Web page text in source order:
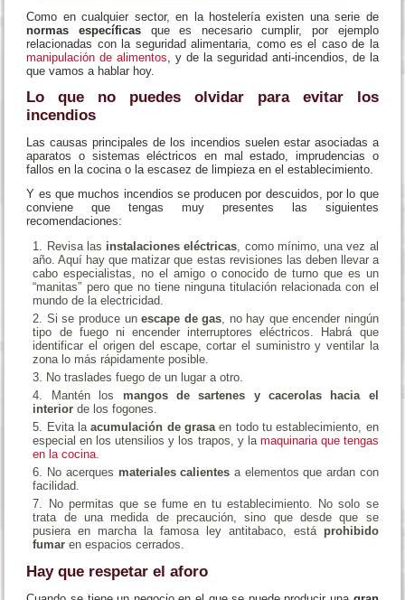
Como en cualquier sector, en la hostelería existen una serie de
normas específicas que es necesario cumplir, por ejemplo
relacionadas con la seguridad alimentaria, como es el caso de la
manipulación de alimentos, y de la seguridad anti-incendios, de la
que vamos a hablar hoy.
Lo que no puedes olvidar para evitar los
incendios
Las causas principales de los incendios suelen estar asociadas a
aparatos o sistemas eléctricos en mal estado, imprudencias o
fallos en la cocina o la escasez de limpieza en el establecimiento.
Y es que muchos incendios se producen por descuidos, por lo que
conviene que tengas muy presentes las siguientes
recomendaciones:
Revisa las instalaciones eléctricas, como mínimo, una vez al
año. Aquí hay que matizar que estas revisiones las deben llevar a
cabo especialistas, no el amigo o conocido de turno que es un
“manitas” pero que no tiene ninguna titulación relacionada con el
mundo de la electricidad.
Si se produce unescape de gas, no hay que encender ningún
tipo de fuego ni encender interruptores eléctricos. Habrá que
identificar el origen del escape, cortar el suministro y ventilar la
zona lo más rápidamente posible.
No traslades fuego de un lugar a otro.
Mantén los mangos de sartenes y cacerolas hacia el
interior de los fogones.
Evita laacumulación de grasaen todo tu establecimiento, en
especial en los utensilios y los trapos, y la maquinaria que tengas
en la cocina.
No acerques materiales calientes a elementos que ardan con
facilidad.
No permitas que se fume en tu establecimiento. No solo se
trata de una medida de precaución, sino que desde que se
pusiera en marcha la famosa ley antitabaco, está prohibido
fumar en espacios cerrados.
Hay que respetar el aforo